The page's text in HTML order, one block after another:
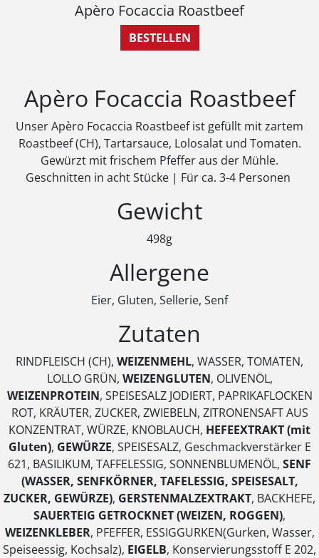
Apèro Focaccia Roastbeef
BESTELLEN
Apèro Focaccia Roastbeef
Unser Apèro Focaccia Roastbeef ist gefüllt mit zartem
Roastbeef (CH), Tartarsauce, Lolosalat und Tomaten.
Gewürzt mit frischem Pfeffer aus der Mühle.
Geschnitten in acht Stücke | Für ca. 3-4 Personen
Gewicht
498g
Allergene
Eier, Gluten, Sellerie, Senf
Zutaten
RINDFLEISCH (CH), WEIZENMEHL, WASSER, TOMATEN,
LOLLO GRÜN, WEIZENGLUTEN, OLIVENÖL,
WEIZENPROTEIN, SPEISESALZ JODIERT, PAPRIKAFLOCKEN
ROT, KRÄUTER, ZUCKER, ZWIEBELN, ZITRONENSAFT AUS
KONZENTRAT, WÜRZE, KNOBLAUCH, HEFEEXTRAKT (mit
Gluten), GEWÜRZE, SPEISESALZ, Geschmackverstärker E
621, BASILIKUM, TAFFELESSIG, SONNENBLUMENÖL, SENF
(WASSER, SENFKÖRNER, TAFELESSIG, SPEISESALT,
ZUCKER, GEWÜRZE), GERSTENMALZEXTRAKT, BACKHEFE,
SAUERTEIG GETROCKNET (WEIZEN, ROGGEN),
WEIZENKLEBER, PFEFFER, ESSIGGURKEN(Gurken, Wasser,
Speiseessig, Kochsalz), EIGELB, Konservierungsstoff E 202,